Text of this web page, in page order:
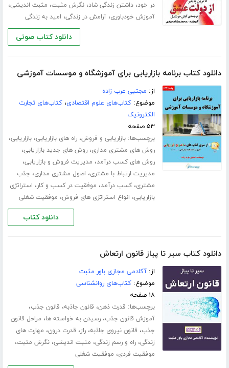
در خود،داشتن زندگی شاد،نگرش مثبت، مثبت اندیشی،
آموزش خودباوری،آرامش در زندگی، امید به زندگی
دانلود کتاب صوتی
دانلود کتاب برنامه بازاریابی برای آموزشگاه و موسسات آموزشی
از: مجتبی عرب زاده
موضوع:کتاب‌های علوم اقتصادی،کتاب‌های تجارت
الکترونیک
۵۳ صفحه
برچسب‌ها:بازاریابی و فروش،راه های بازاریابی،بازاریابی،
روش های مشتری مداری،روش های جدید بازاریابی،
روش های کسب درآمد، مدیریت فروش و بازاریابی،
مدیریت ارتباط با مشتری، اصول مشتری مداری، جذب
مشتری،کسب درآمد، موفقیت در کسب و کار، استراتژی
بازاریابی، انواع استراتژی های فروش، موفقیت شغلی
دانلود کتاب
دانلود کتاب سیر تا پیاز قانون ارتعاش
از:آکادمی مجازی باور مثبت
موضوع:کتاب‌های روانشناسی
۱۸ صفحه
برچسب‌ها: قدرت ذهن، قانون جاذبه، قانون جذب،
آموزش قانون جذب،رسیدن به خواسته ها، مراحل قانون
جذب، قانون نیروی جاذبه،راز، قدرت درون، مهارت های
زندگی،راه و رسم زندگی، مثبت اندیشی،نگرش مثبت،
موفقیت فردی، موفقیت شغلی